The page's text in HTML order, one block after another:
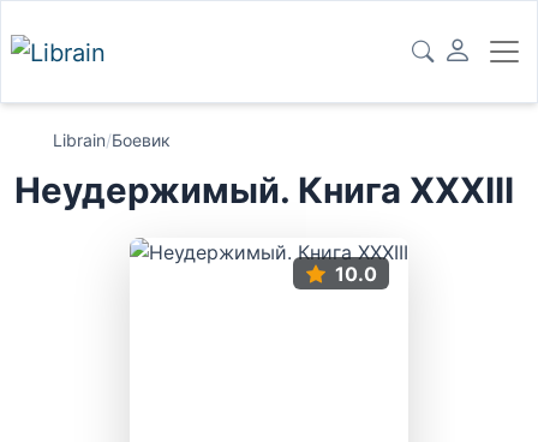
Librain/Боевик
Неудержимый. Книга XXXIII
10.0